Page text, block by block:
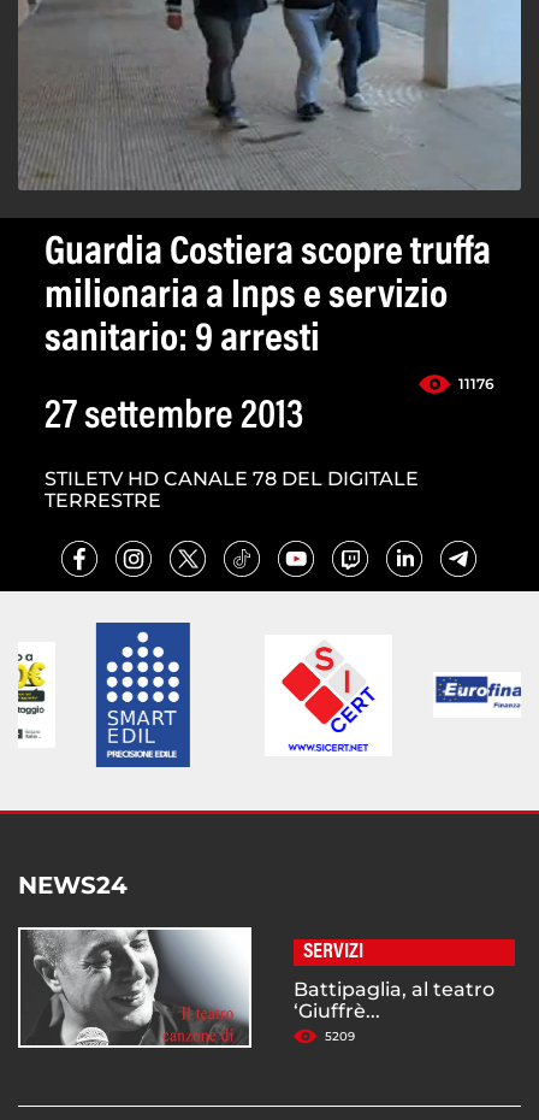
Guardia Costiera scopre truffa
milionaria a Inps e servizio
sanitario: 9 arresti
11176
27 settembre 2013
STILETV HD CANALE 78 DEL DIGITALE
TERRESTRE
NEWS24
SERVIZI
Battipaglia, al teatro
‘Giuffrè...
5209